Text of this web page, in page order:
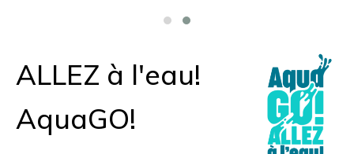
ALLEZ à l'eau!
AquaGO!